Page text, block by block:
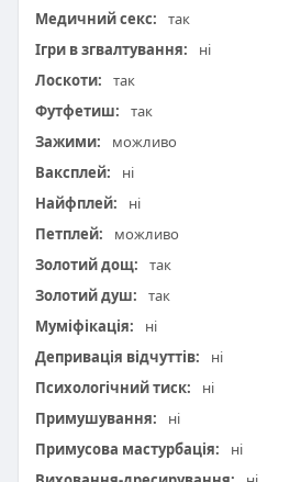
Медичний секс:
так
Ігри в згвалтування:
ні
Лоскоти:
так
Футфетиш:
так
Зажими:
можливо
Ваксплей:
ні
Найфплей:
ні
Петплей:
можливо
Золотий дощ:
так
Золотий душ:
так
Муміфікація:
ні
Депривація відчуттів:
ні
Психологічний тиск:
ні
Примушування:
ні
Примусова мастурбація:
ні